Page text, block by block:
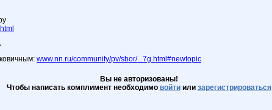
www.nn.ru/community/pv/sbor/...7g.html#newtopic
Вы не авторизованы!
Чтобы написать комплимент необходимо войтиили зарегистрироваться